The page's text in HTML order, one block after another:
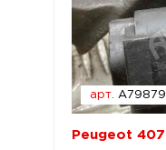
арт.
Peugeot